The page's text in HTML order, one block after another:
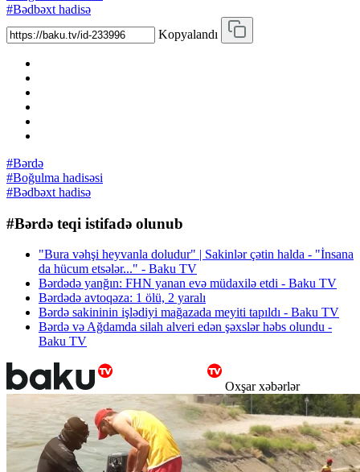
#Bədbəxt hadisə
Kopyalandı
#Bərdə
#Boğulma hadisəsi
#Bədbəxt hadisə
#Bərdə teqi istifadə olunub
"Bura vəhşi heyvanla doludur" | Sakinlər çətin halda - "İnsana
da hücum etsələr..." - Baku TV
Bərdədə yanğın: FHN yanan evə müdaxilə etdi - Baku TV
Bərdədə avtoqəza: 1 ölü, 2 yaralı
Bərdə sakininin işlədiyi mağazada meyiti tapıldı - Baku TV
Bərdə və Ağdamda silah alveri edən şəxslər həbs olundu -
Baku TV
Oxşar xəbərlər